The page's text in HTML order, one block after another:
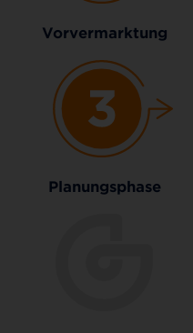
Vorvermarktung
Planungsphase